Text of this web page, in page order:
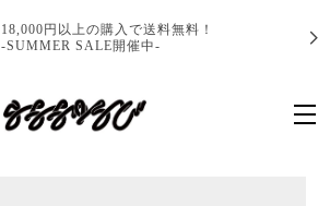
18,000円以上の購入で送料無料！
-SUMMER SALE開催中-